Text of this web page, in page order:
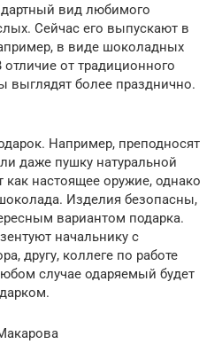
вид любимого
Сейчас его выпускают в
в виде шоколадных
отличие от традиционного
выглядят более празднично.
Например, преподносят
даже пушку натуральной
настоящее оружие, однако
Изделия безопасны,
вариантом подарка.
начальнику с
другу, коллеге по работе
случае одаряемый будет